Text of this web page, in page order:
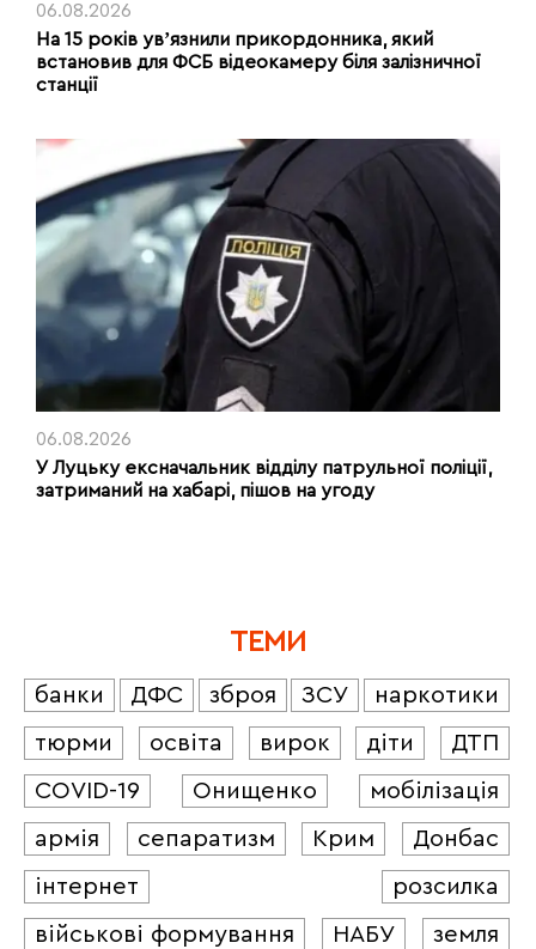
06.08.2026
На 15 років увʼязнили прикордонника, який
встановив для ФСБ відеокамеру біля залізничної
станції
06.08.2026
У Луцьку ексначальник відділу патрульної поліції,
затриманий на хабарі, пішов на угоду
ТЕМИ
банки ДФС зброя ЗСУ
наркотики
тюрми
освіта вирок діти
ДТП
COVID-19
Онищенко
мобілізація
армія
сепаратизм Крим
Донбас
інтернет
розсилка
військові формування
НАБУ
земля